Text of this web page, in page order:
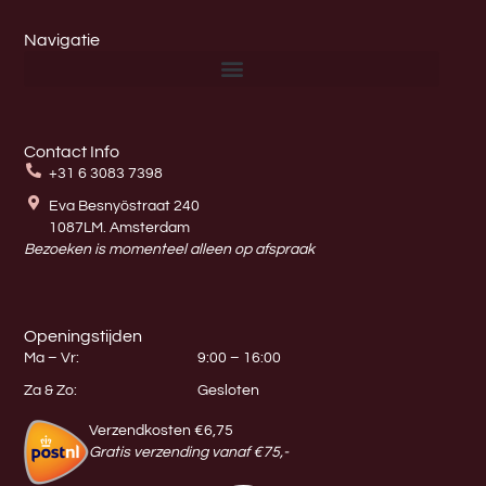
Navigatie
Contact Info
+31 6 3083 7398
Eva Besnyöstraat 240
1087LM. Amsterdam
Bezoeken is momenteel alleen op afspraak
Openingstijden
Ma – Vr: 9:00 – 16:00
Za & Zo: Gesloten
Verzendkosten €6,75
Gratis verzending vanaf €75,-